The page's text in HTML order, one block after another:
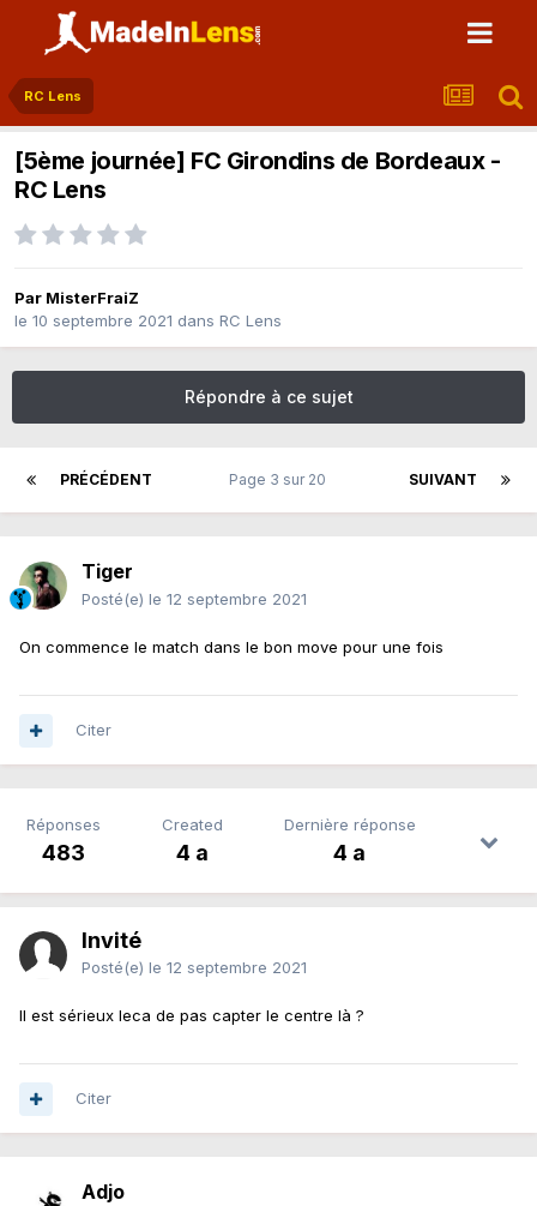
RC Lens
[5ème journée] FC Girondins de Bordeaux -
RC Lens
Par MisterFraiZ
le 10 septembre 2021 dans RC Lens
Répondre à ce sujet
PRÉCÉDENT SUIVANT
Page 3 sur 20
Tiger
Posté(e) le 12 septembre 2021
On commence le match dans le bon move pour une fois
Citer
Réponses
483
Created
4 a
Dernière réponse
4 a
Invité
Posté(e) le 12 septembre 2021
Il est sérieux leca de pas capter le centre là ?
Citer
Adjo